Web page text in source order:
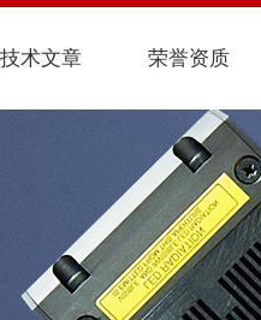
技术文章 荣誉资质